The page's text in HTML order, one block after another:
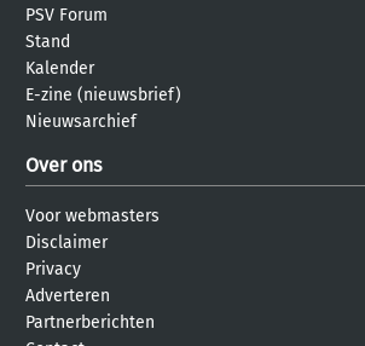
PSV Forum
Stand
Kalender
E-zine (nieuwsbrief)
Nieuwsarchief
Over ons
Voor webmasters
Disclaimer
Privacy
Adverteren
Partnerberichten